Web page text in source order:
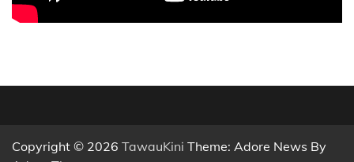
Copyright © 2026 TawauKini Theme: Adore News By